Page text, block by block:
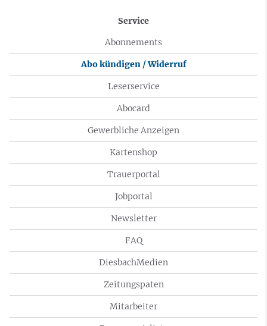
Service
Abonnements
Abo kündigen / Widerruf
Leserservice
Abocard
Gewerbliche Anzeigen
Kartenshop
Trauerportal
Jobportal
Newsletter
FAQ
DiesbachMedien
Zeitungspaten
Mitarbeiter